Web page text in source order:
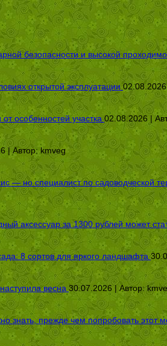
безопасности и высокой
открытой эксплуатации
особенностей участка 02.08.2026 |
| Автор:kmveg
но специалист по садоводческой
аксессуар за 1300 рублей может
8 сортов для яркого ландшафта
весна 30.07.2026 | Автор:
знать, прежде чем попробовать этот